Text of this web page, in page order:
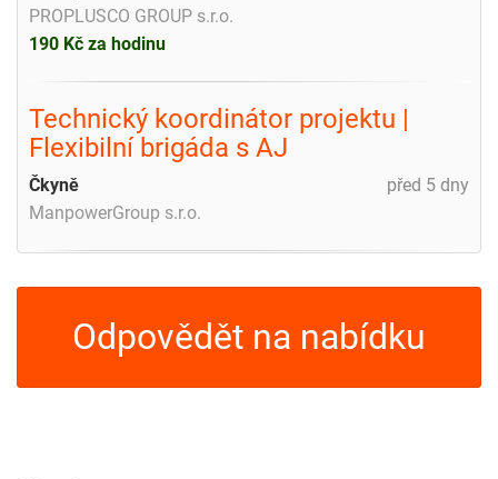
PROPLUSCO GROUP s.r.o.
190 Kč za hodinu
Technický koordinátor projektu |
Flexibilní brigáda s AJ
před 5 dny
Čkyně
ManpowerGroup s.r.o.
Odpovědět na nabídku